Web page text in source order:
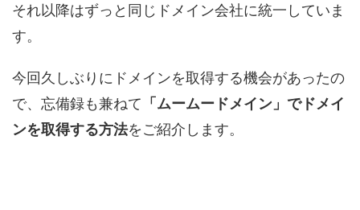
それ以降はずっと同じドメイン会社に統一していま
す。
今回久しぶりにドメインを取得する機会があったの
で、忘備録も兼ねて 「ムームードメイン」でドメイ
ンを取得する方法をご紹介します。